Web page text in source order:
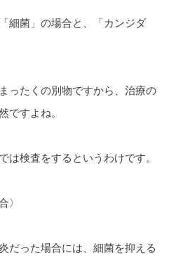
細菌」の場合と、「カンジダ
ったくの別物ですから、治療の
ですよね。
は検査をするというわけです。
〉
だった場合には、細菌を抑える